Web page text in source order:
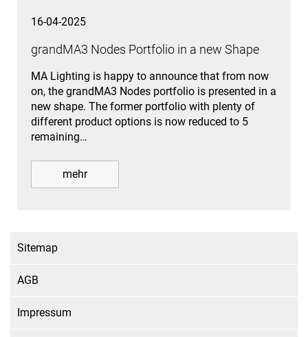
16-04-2025
grandMA3 Nodes Portfolio in a new Shape
MA Lighting is happy to announce that from now
on, the grandMA3 Nodes portfolio is presented in a
new shape. The former portfolio with plenty of
different product options is now reduced to 5
remaining…
mehr
Sitemap
AGB
Impressum